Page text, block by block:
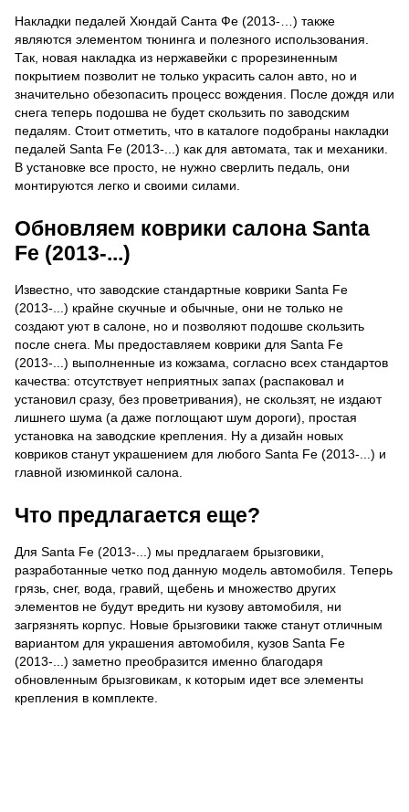
Накладки педалей Хюндай Санта Фе (2013-…) также
являются элементом тюнинга и полезного использования.
Так, новая накладка из нержавейки с прорезиненным
покрытием позволит не только украсить салон авто, но и
значительно обезопасить процесс вождения. После дождя или
снега теперь подошва не будет скользить по заводским
педалям. Стоит отметить, что в каталоге подобраны накладки
педалей Santa Fe (2013-...) как для автомата, так и механики.
В установке все просто, не нужно сверлить педаль, они
монтируются легко и своими силами.
Обновляем коврики салона Santa
Fe (2013-...)
Известно, что заводские стандартные коврики Santa Fe
(2013-...) крайне скучные и обычные, они не только не
создают уют в салоне, но и позволяют подошве скользить
после снега. Мы предоставляем коврики для Santa Fe
(2013-...) выполненные из кожзама, согласно всех стандартов
качества: отсутствует неприятных запах (распаковал и
установил сразу, без проветривания), не скользят, не издают
лишнего шума (а даже поглощают шум дороги), простая
установка на заводские крепления. Ну а дизайн новых
ковриков станут украшением для любого Santa Fe (2013-...) и
главной изюминкой салона.
Что предлагается еще?
Для Santa Fe (2013-...) мы предлагаем брызговики,
разработанные четко под данную модель автомобиля. Теперь
грязь, снег, вода, гравий, щебень и множество других
элементов не будут вредить ни кузову автомобиля, ни
загрязнять корпус. Новые брызговики также станут отличным
вариантом для украшения автомобиля, кузов Santa Fe
(2013-...) заметно преобразится именно благодаря
обновленным брызговикам, к которым идет все элементы
крепления в комплекте.